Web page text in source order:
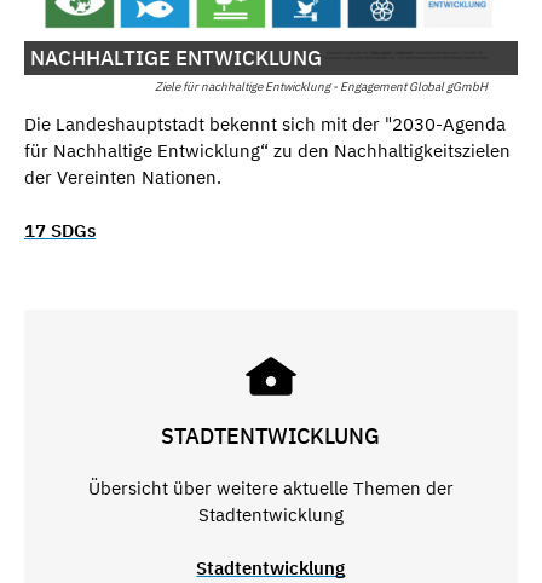
Ziele für nachhaltige Entwicklung - Engagement Global gGmbH
NACHHALTIGE ENTWICKLUNG
Die Landeshauptstadt bekennt sich mit der "2030-Agenda
für Nachhaltige Entwicklung“ zu den Nachhaltigkeitszielen
der Vereinten Nationen.
17 SDGs
STADTENTWICKLUNG
Übersicht über weitere aktuelle Themen der
Stadtentwicklung
Stadtentwicklung